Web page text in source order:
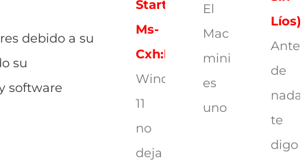
debido a su
su
software
Start
Ms-
Cxh:localonly
Windows
11
no
deja
El
Mac
mini
es
uno
Líos)
Antes
de
nada,
te
digo